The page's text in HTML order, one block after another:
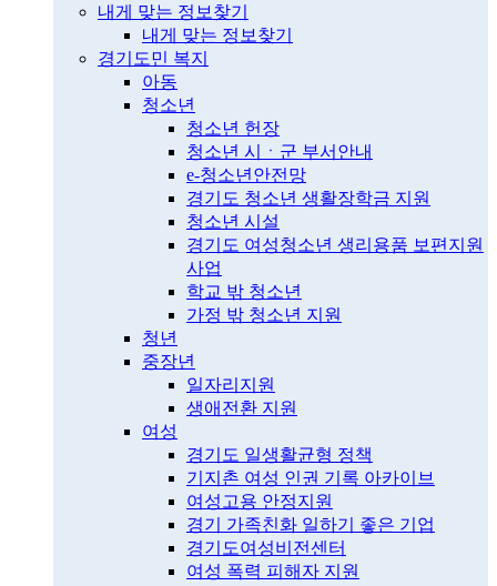
내게 맞는 정보찾기
내게 맞는 정보찾기
경기도민 복지
아동
청소년
청소년 헌장
청소년 시ㆍ군 부서안내
e-청소년안전망
경기도 청소년 생활장학금 지원
청소년 시설
경기도 여성청소년 생리용품 보편지원
사업
학교 밖 청소년
가정 밖 청소년 지원
청년
중장년
일자리지원
생애전환 지원
여성
경기도 일생활균형 정책
기지촌 여성 인권 기록 아카이브
여성고용 안정지원
경기 가족친화 일하기 좋은 기업
경기도여성비전센터
여성 폭력 피해자 지원